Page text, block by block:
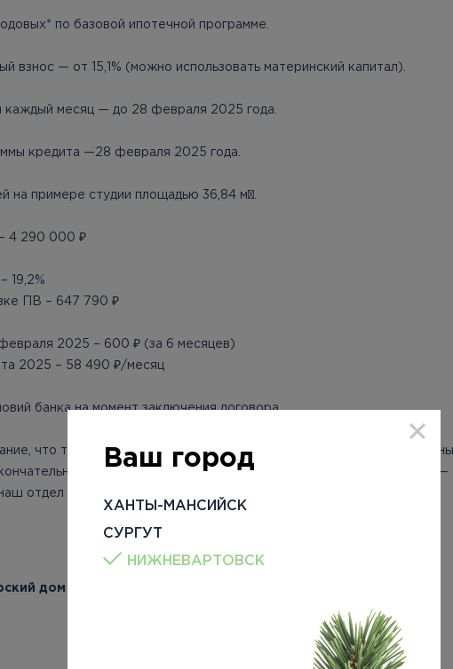
Ваш город
ХАНТЫ-МАНСИЙСК
СУРГУТ
НИЖНЕВАРТОВСК
по базовой ипотечной программе.
взнос — от 15,1% (можно использовать материнский капитал).
каждый месяц — до 28 февраля 2025 года.
кредита —28 февраля 2025 года.
на примере студии площадью 36,84 м².
4 290 000 ₽
19,2%
ПВ – 647 790 ₽
2025 – 600 ₽ (за 6 месяцев)
2025 – 58 490 ₽/месяц
банка на момент заключения договора.
что траншевую ипотеку нельзя совместить с льготными
расчеты можно узнать на персональной консультации, —
отдел продаж
дом «Себур»